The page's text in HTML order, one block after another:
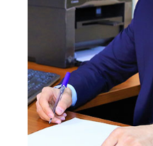
6. Онлайн-заявки (15)
8. Квота (бакалавриат) (1)
✉️ Написать администратору